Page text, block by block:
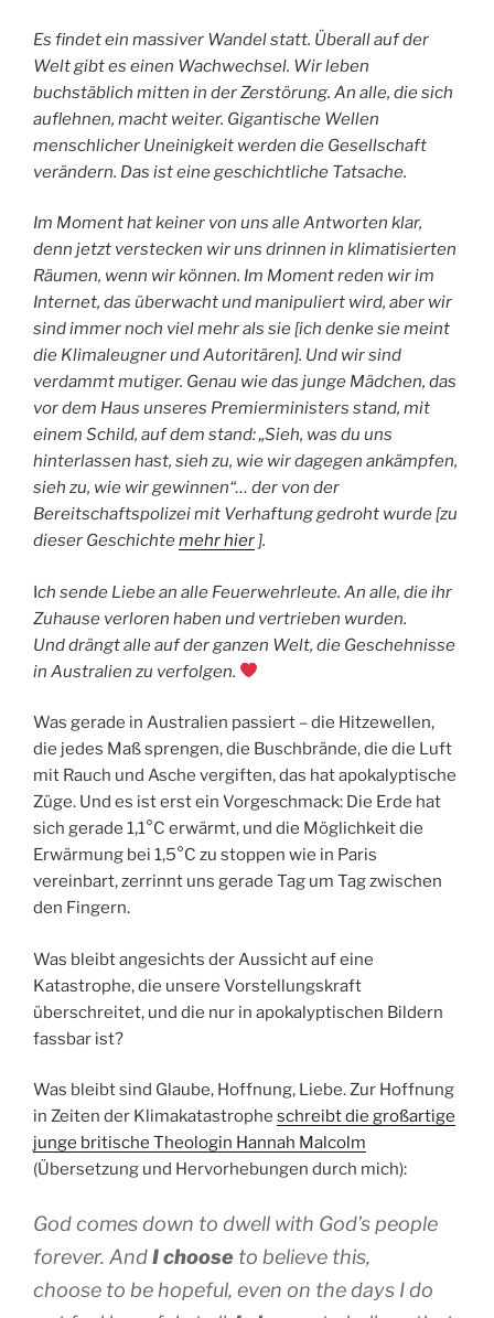
Es findet ein massiver Wandel statt. Überall auf der
Welt gibt es einen Wachwechsel. Wir leben
buchstäblich mitten in der Zerstörung. An alle, die sich
auflehnen, macht weiter. Gigantische Wellen
menschlicher Uneinigkeit werden die Gesellschaft
verändern. Das ist eine geschichtliche Tatsache.
Im Moment hat keiner von uns alle Antworten klar,
denn jetzt verstecken wir uns drinnen in klimatisierten
Räumen, wenn wir können. Im Moment reden wir im
Internet, das überwacht und manipuliert wird, aber wir
sind immer noch viel mehr als sie [ich denke sie meint
die Klimaleugner und Autoritären]. Und wir sind
verdammt mutiger. Genau wie das junge Mädchen, das
vor dem Haus unseres Premierministers stand, mit
einem Schild, auf dem stand: „Sieh, was du uns
hinterlassen hast, sieh zu, wie wir dagegen ankämpfen,
sieh zu, wie wir gewinnen“… der von der
Bereitschaftspolizei mit Verhaftung gedroht wurde [zu
dieser Geschichtemehr hier ].
Ich sende Liebe an alle Feuerwehrleute. An alle, die ihr
Zuhause verloren haben und vertrieben wurden.
Und drängt alle auf der ganzen Welt, die Geschehnisse
in Australien zu verfolgen.
Was gerade in Australien passiert – die Hitzewellen,
die jedes Maß sprengen, die Buschbrände, die die Luft
mit Rauch und Asche vergiften, das hat apokalyptische
Züge. Und es ist erst ein Vorgeschmack: Die Erde hat
sich gerade 1,1°C erwärmt, und die Möglichkeit die
Erwärmung bei 1,5°C zu stoppen wie in Paris
vereinbart, zerrinnt uns gerade Tag um Tag zwischen
den Fingern.
Was bleibt angesichts der Aussicht auf eine
Katastrophe, die unsere Vorstellungskraft
überschreitet, und die nur in apokalyptischen Bildern
fassbar ist?
Was bleibt sind Glaube, Hoffnung, Liebe. Zur Hoffnung
in Zeiten der Klimakatastrophe schreibt die großartige
junge britische Theologin Hannah Malcolm
(Übersetzung und Hervorhebungen durch mich):
God comes down to dwell with God’s people
forever. AndI choose to believe this,
choose to be hopeful, even on the days I do